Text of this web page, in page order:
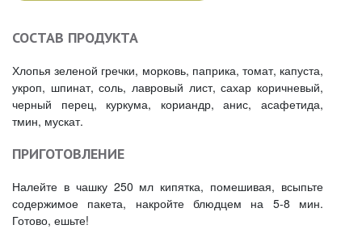
СОСТАВ ПРОДУКТА
Хлопья зеленой гречки, морковь, паприка, томат, капуста,
укроп, шпинат, соль, лавровый лист, сахар коричневый,
черный перец, куркума, кориандр, анис, асафетида,
тмин, мускат.
ПРИГОТОВЛЕНИЕ
Налейте в чашку 250 мл кипятка, помешивая, всыпьте
содержимое пакета, накройте блюдцем на 5-8 мин.
Готово, ешьте!